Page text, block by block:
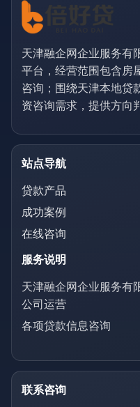
天津融企网企业服务有
平台，经营范围包含房
咨询；围绕天津本地贷
资咨询需求，提供方向
站点导航
贷款产品
成功案例
在线咨询
服务说明
天津融企网企业服务有
公司运营
各项贷款信息咨询
联系咨询